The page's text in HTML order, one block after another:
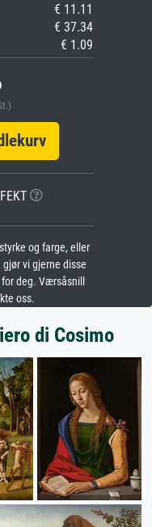
€ 11.11
€ 37.34
€ 1.09
og farge, eller
vi gjerne disse
deg. Værsåsnill
oss.
di Cosimo